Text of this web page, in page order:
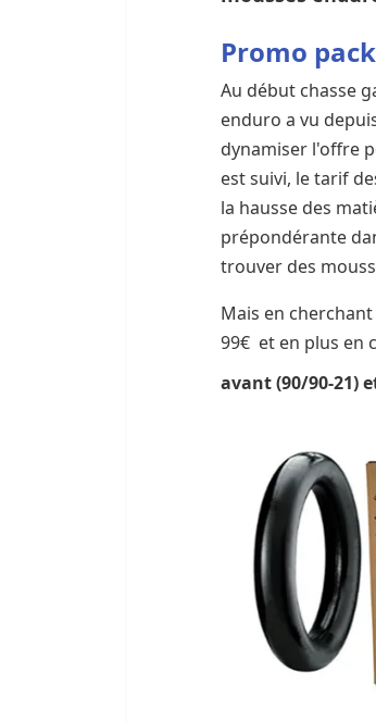
Promo
Au début chasse
enduro a vu
dynamiser l'offre
est suivi, le tarif
la hausse des
prépondérante
trouver des
Mais en
99€ et en plus en
avant (90/90-21)